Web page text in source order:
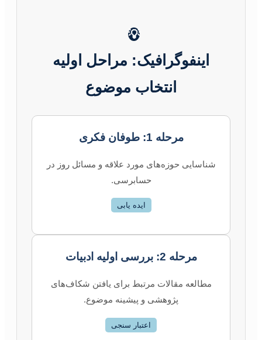
💡
اینفوگرافیک: مراحل اولیه
انتخاب موضوع
مرحله 1: طوفان فکری
شناسایی حوزه‌های مورد علاقه و مسائل روز در
حسابرسی.
ایده یابی
مرحله 2: بررسی اولیه ادبیات
مطالعه مقالات مرتبط برای یافتن شکاف‌های
پژوهشی و پیشینه موضوع.
اعتبار سنجی